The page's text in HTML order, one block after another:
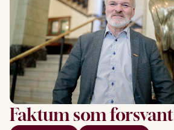
Faktum som forsvant